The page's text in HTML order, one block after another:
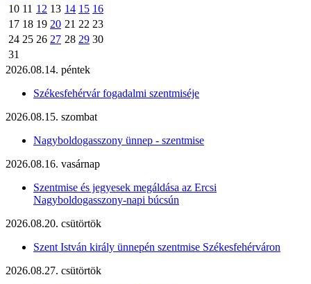
10 11 12 13 14 15 16
17 18 19 20 21 22 23
24 25 26 27 28 29 30
31
2026.08.14. péntek
Székesfehérvár fogadalmi szentmiséje
2026.08.15. szombat
Nagyboldogasszony ünnep - szentmise
2026.08.16. vasárnap
Szentmise és jegyesek megáldása az Ercsi
Nagyboldogasszony-napi búcsún
2026.08.20. csütörtök
Szent István király ünnepén szentmise Székesfehérváron
2026.08.27. csütörtök